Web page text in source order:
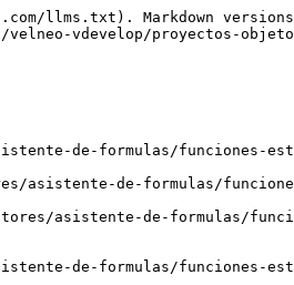
llms.txt). Markdown
vdevelop/proyectos-
de-formulas/funciones-
asistente-de-formulas/
asistente-de-formulas/
de-formulas/funciones-